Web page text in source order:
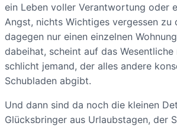
ein Leben voller Verantwortung oder
Angst, nichts Wichtiges vergessen zu
dagegen nur einen einzelnen
dabeihat, scheint auf das
schlicht jemand, der alles andere
Schubladen abgibt.
Und dann sind da noch die kleinen
Glücksbringer aus Urlaubstagen, der